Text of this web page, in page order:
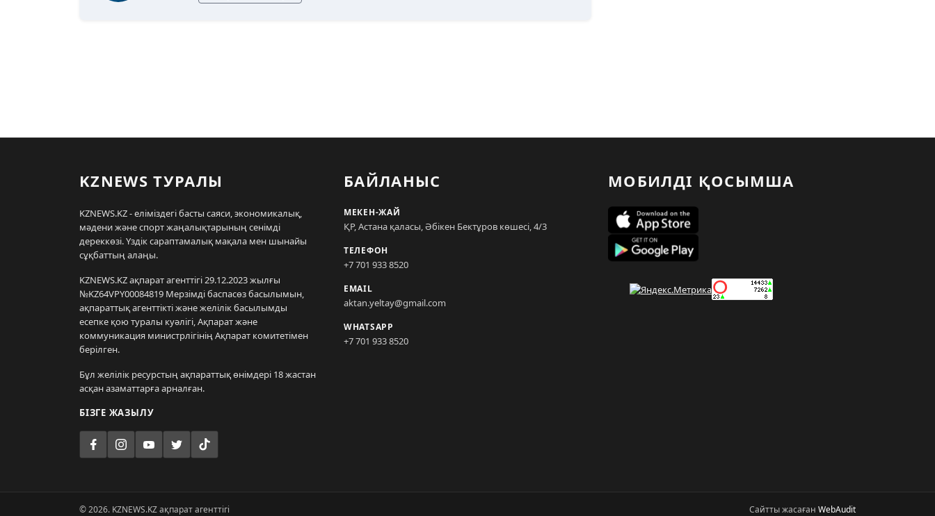
KZNEWS ТУРАЛЫ
KZNEWS.KZ - еліміздегі басты саяси, экономикалық,
мәдени және спорт жаңалықтарының сенімді
дереккөзі. Үздік сараптамалық мақала мен шынайы
сұқбаттың алаңы.
KZNEWS.KZ ақпарат агенттігі 29.12.2023 жылғы
№KZ64VPY00084819 Мерзімді баспасөз басылымын,
ақпараттық агенттікті және желілік басылымды
есепке қою туралы куәлігі, Ақпарат және
коммуникация министрлігінің Ақпарат комитетімен
берілген.
Бұл желілік ресурстың ақпараттық өнімдері 18 жастан
асқан азаматтарға арналған.
БІЗГЕ ЖАЗЫЛУ
БАЙЛАНЫС
МЕКЕН-ЖАЙ
ҚР, Астана қаласы, Әбікен Бектұров көшесі, 4/3
ТЕЛЕФОН
+7 701 933 8520
EMAIL
aktan.yeltay@gmail.com
WHATSAPP
+7 701 933 8520
МОБИЛДІ ҚОСЫМША
© 2026. KZNEWS.KZ ақпарат агенттігі Сайтты жасаған WebAudit